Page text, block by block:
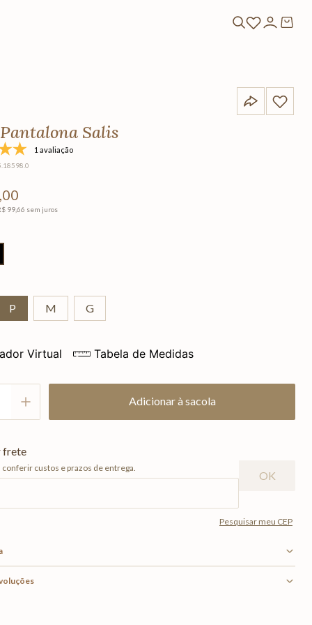
Salis
1 avaliação
,00
99,66 sem juros
P M G
Virtual Tabela de Medidas
Adicionar à sacola